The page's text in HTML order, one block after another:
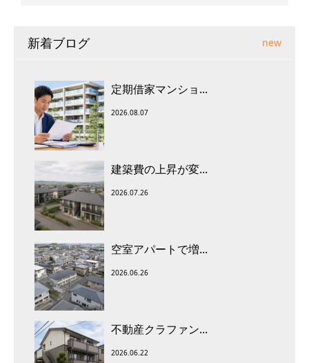
新着ブログ new
定期借家マンショ...
2026.08.07
建築費の上昇が変...
2026.07.26
空室アパートで増...
2026.06.26
不動産クラファン...
2026.06.22